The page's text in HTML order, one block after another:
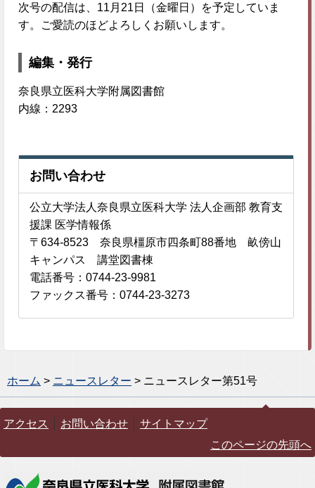
次号の配信は、11月21日（金曜日）を予定していま
す。ご愛読のほどよろしくお願いします。
編集・発行
奈良県立医科大学附属図書館
内線：2293
お問い合わせ
公立大学法人奈良県立医科大学 法人企画部 教育支
援課 医学情報係
〒634-8523 奈良県橿原市四条町88番地 畝傍山
キャンパス 講堂図書棟
電話番号：0744-23-9981
ファックス番号：0744-23-3273
ホーム > ニュースレター > ニュースレター第51号
アクセス お問い合わせ
サイトマップ
このページの先頭へ